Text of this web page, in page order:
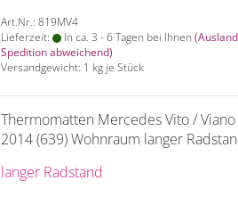
Art.Nr.: 819MV4
Lieferzeit:
In ca. 3 - 6 Tagen bei Ihnen
Spedition abweichend)
Versandgewicht: 1 kg je Stück
Thermomatten Mercedes Vito /
2014 (639) Wohnraum langer
langer Radstand